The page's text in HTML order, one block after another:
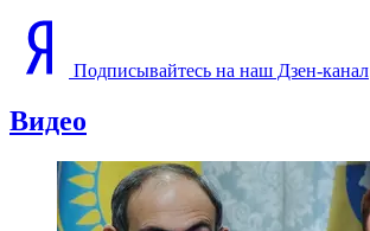
Подписывайтесь на наш Дзен-канал
Видео